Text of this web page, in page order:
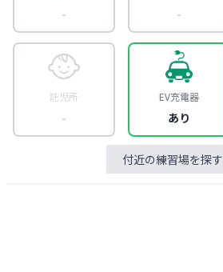
- -
託児所
-
EV充電器
あり
付近の練習場を探す